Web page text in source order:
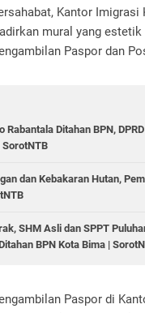
Kantor Imigrasi
mural yang estetik
Paspor dan
Rabantala Ditahan BPN,
SorotNTB
dan Kebakaran Hutan,
SHM Asli dan SPPT
BPN Kota Bima |
Paspor di